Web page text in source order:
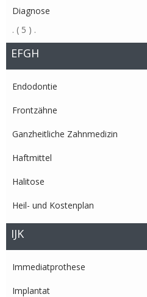
Diagnose
. ( 5 ) .
EFGH
Endodontie
Frontzähne
Ganzheitliche Zahnmedizin
Haftmittel
Halitose
Heil- und Kostenplan
IJK
Immediatprothese
Implantat